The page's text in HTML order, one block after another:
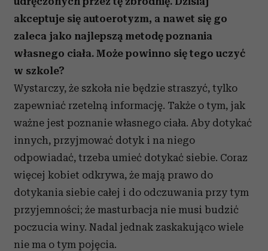
akceptuje się autoerotyzm, a nawet się go
zaleca jako najlepszą metodę poznania
własnego ciała. Może powinno się tego uczyć
w szkole?
Wystarczy, że szkoła nie będzie straszyć, tylko
zapewniać rzetelną informację. Także o tym, jak
ważne jest poznanie własnego ciała. Aby dotykać
innych, przyjmować dotyk i na niego
odpowiadać, trzeba umieć dotykać siebie. Coraz
więcej kobiet odkrywa, że mają prawo do
dotykania siebie całej i do odczuwania przy tym
przyjemności; że masturbacja nie musi budzić
poczucia winy. Nadal jednak zaskakująco wiele
nie ma o tym pojęcia.